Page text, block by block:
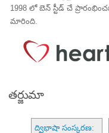
1998 లో బెన్ స్టీడ్ చే
మారింది.
తర్జుమా
ద్విభాషా సంస్కరణ: